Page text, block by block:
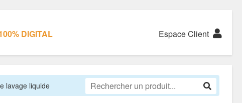
DIGITAL Espace Client
lavage liquide